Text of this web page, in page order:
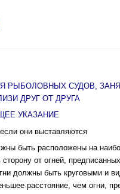
РЫБОЛОВНЫХ СУДОВ,
ДРУГ ОТ ДРУГА
УКАЗАНИЕ
они выставляются
быть расположены на
от огней,
должны быть круговыми и
расстояние, чем огни,